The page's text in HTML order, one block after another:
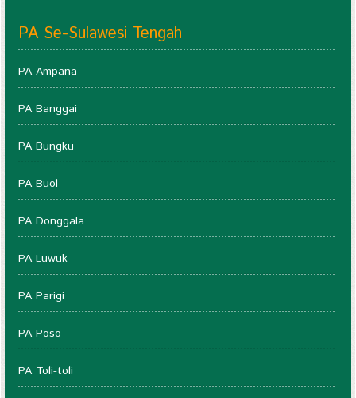
PA Se-Sulawesi Tengah
PA Ampana
PA Banggai
PA Bungku
PA Buol
PA Donggala
PA Luwuk
PA Parigi
PA Poso
PA Toli-toli